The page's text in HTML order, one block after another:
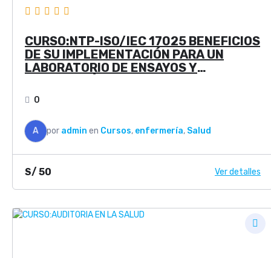
CURSO:NTP-ISO/IEC 17025 BENEFICIOS
DE SU IMPLEMENTACIÓN PARA UN
LABORATORIO DE ENSAYOS Y
0
A por admin en Cursos, enfermería, Salud
S/ 50 Ver detalles